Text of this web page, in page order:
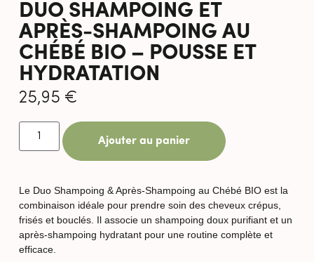
DUO SHAMPOING ET
APRÈS-SHAMPOING AU
CHÉBÉ BIO – POUSSE ET
HYDRATATION
25,95 €
Ajouter au panier
Le Duo Shampoing & Après-Shampoing au Chébé BIO est la
combinaison idéale pour prendre soin des cheveux crépus,
frisés et bouclés. Il associe un shampoing doux purifiant et un
après-shampoing hydratant pour une routine complète et
efficace.